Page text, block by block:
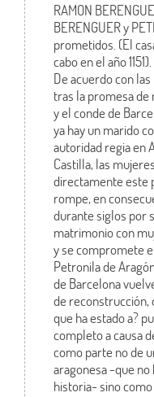
RAMON
BERENGUER y
prometidos. (El
cabo en el año
De acuerdo con
tras la promesa
y el conde de
ya hay un marido
autoridad regia en
Castilla, las
directamente este
rompe, en
durante siglos por
matrimonio con
y se compromete
Petronila de
de Barcelona
de reconstrucción,
que ha estado a?
completo a causa
como parte no de
aragonesa -que no
historia- sino